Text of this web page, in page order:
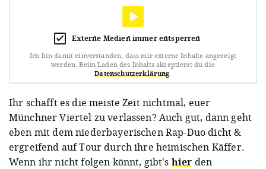
Externe Medien immer entsperren
Ich bin damit einverstanden, dass mir externe Inhalte angezeigt
werden. Beim Laden des Inhalts akzeptierst du die
Datenschutzerklärung.
Ihr schafft es die meiste Zeit nichtmal, euer
Münchner Viertel zu verlassen? Auch gut, dann geht
eben mit dem niederbayerischen Rap-Duo dicht &
ergreifend auf Tour durch ihre heimischen Käffer.
Wenn ihr nicht folgen könnt, gibt's hier den